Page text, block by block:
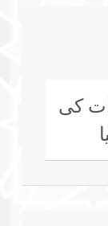
کی